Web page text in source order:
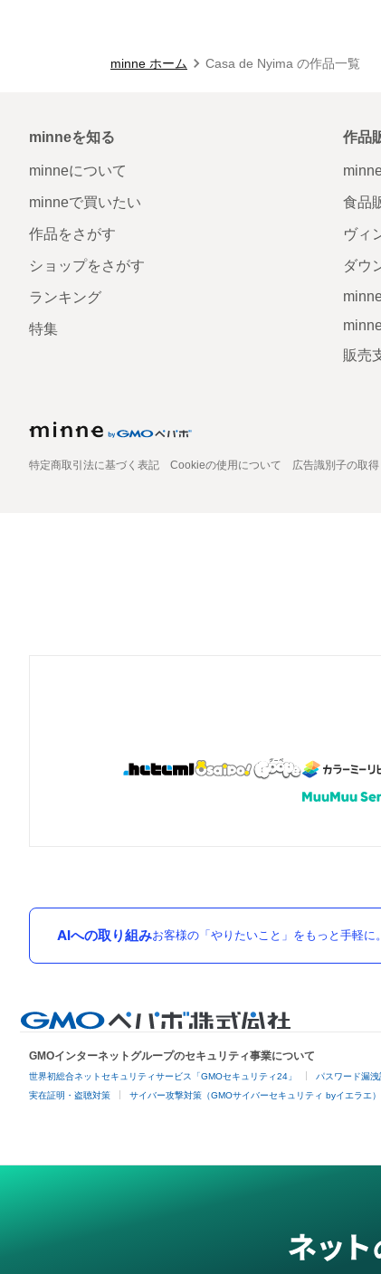
minne ホーム Casa de Nyima の作品一覧
minneを知る
minneについて
minneで買いたい
作品をさがす
ショップをさがす
ランキング
特集
作品
食品
ヴィ
ダウ
販売
特定商取引法に基づく表記 Cookieの使用について 広告識別子の取得
AIへの取り組みお客様の「やりたいこと」をもっと手軽に
GMOインターネットグループのセキュリティ事業について
世界初総合ネットセキュリティサービス「GMOセキュリティ24」 パスワード漏洩
実在証明・盗聴対策 サイバー攻撃対策（GMOサイバーセキュリティ byイエラエ）